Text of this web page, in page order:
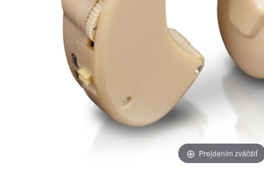
Prejdením zväčšiť